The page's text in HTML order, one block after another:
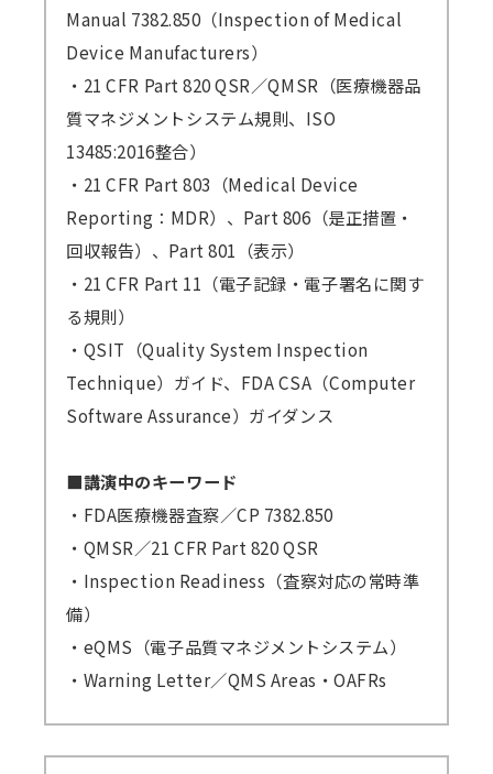
Manual 7382.850（Inspection of Medical
Device Manufacturers）
・21 CFR Part 820 QSR／QMSR（医療機器品
質マネジメントシステム規則、ISO
13485:2016整合）
・21 CFR Part 803（Medical Device
Reporting：MDR）、Part 806（是正措置・
回収報告）、Part 801（表示）
・21 CFR Part 11（電子記録・電子署名に関す
る規則）
・QSIT（Quality System Inspection
Technique）ガイド、FDA CSA（Computer
Software Assurance）ガイダンス
■講演中のキーワード
・FDA医療機器査察／CP 7382.850
・QMSR／21 CFR Part 820 QSR
・Inspection Readiness（査察対応の常時準
備）
・eQMS（電子品質マネジメントシステム）
・Warning Letter／QMS Areas・OAFRs